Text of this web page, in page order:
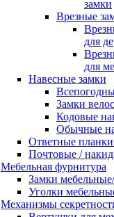
замки
Врезные
для
для
Навесные замки
Замки
Кодовые
Обычные
Ответные
Почтовые /
Мебельная фурнитура
Замки
Уголки
Механизмы